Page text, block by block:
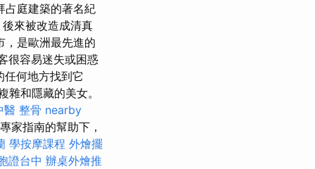
占庭建築的著名紀
來被改造成清真
，是歐洲最先進的
很容易迷失或困惑
何地方找到它
和隱藏的美女。
醫 整骨 nearby
家指南的幫助下，
學按摩課程 外燴擺
證台中 辦桌外燴推